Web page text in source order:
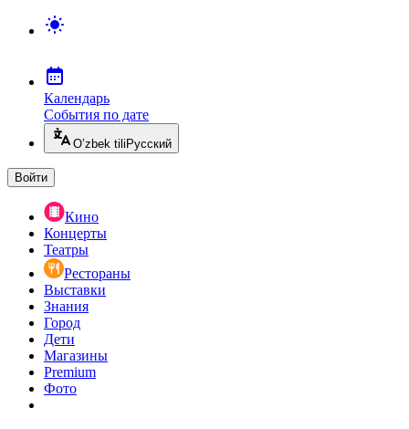
Календарь
События по дате
O’zbek tili Русский
Войти
Кино
Концерты
Театры
Рестораны
Выставки
Знания
Город
Дети
Магазины
Premium
Фото